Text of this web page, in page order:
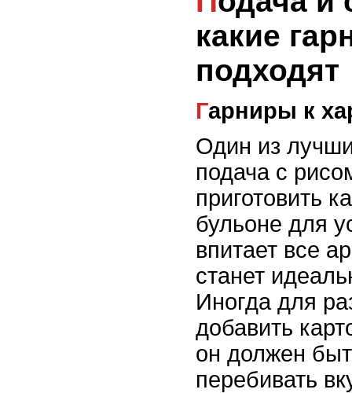
какие
подходят
Гарниры к
Один из
подача с
приготовить
бульоне для
впитает все
станет
Иногда для
добавить
он должен
перебивать